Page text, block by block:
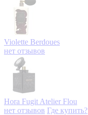
Violette Berdoues
нет отзывов
Hora Fugit Atelier Flou
нет отзывов Где купить?